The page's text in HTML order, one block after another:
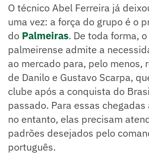
O técnico Abel Ferreira já
uma vez: a força do grupo é o
do Palmeiras. De toda forma,
palmeirense admite a
ao mercado para, pelo menos,
de Danilo e Gustavo Scarpa,
clube após a conquista do
passado. Para essas
no entanto, elas precisam
padrões desejados pelo
português.